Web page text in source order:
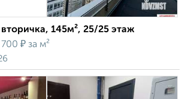
145м², 25/25 этаж
₽ за м²